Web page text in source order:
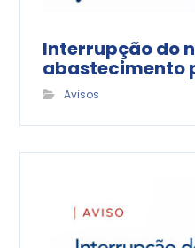
Interrupção do
abastecimento
Avisos